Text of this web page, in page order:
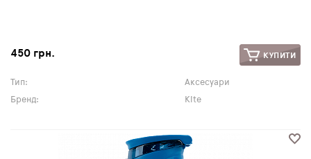
450 грн. КУПИТИ
Тип:
Аксесуари
Бренд:
Kite